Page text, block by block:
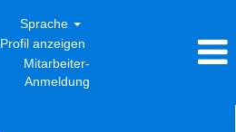
Sprache
Profil anzeigen
Mitarbeiter-
Anmeldung